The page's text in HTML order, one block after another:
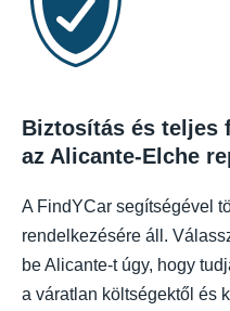
Biztosítás és teljes
az Alicante-Elche
A FindYCar segítségével
rendelkezésére áll.
be Alicante-t úgy, hogy
a váratlan költségektől és